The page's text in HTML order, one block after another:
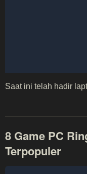
Saat ini telah hadir
8 Game PC
Terpopuler